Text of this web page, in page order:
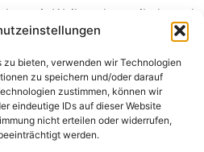
zu bieten, verwenden wir Technologien
zu speichern und/oder darauf
zustimmen, können wir
eindeutige IDs auf dieser Website
nicht erteilen oder widerrufen,
werden.
mit Weihnachtsartikeln und